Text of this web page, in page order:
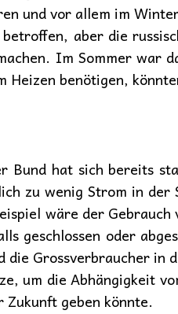
und vor allem im
aber die
Im Sommer war
benötigen,
Bund hat sich bereits
zu wenig Strom in
wäre der
geschlossen oder
Grossverbraucher in
um die Abhängigkeit
Zukunft geben könnte.